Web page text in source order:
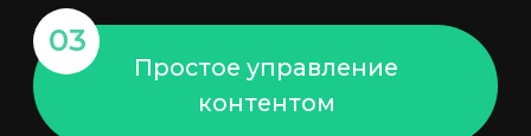
от 25 000 ₽/мес
Заказать